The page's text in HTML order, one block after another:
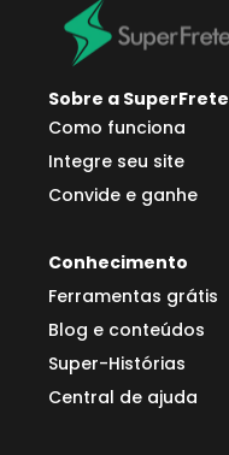
Sobre a SuperFrete
Como funciona
Integre seu site
Convide e ganhe
Conhecimento
Ferramentas grátis
Blog e conteúdos
Super-Histórias
Central de ajuda